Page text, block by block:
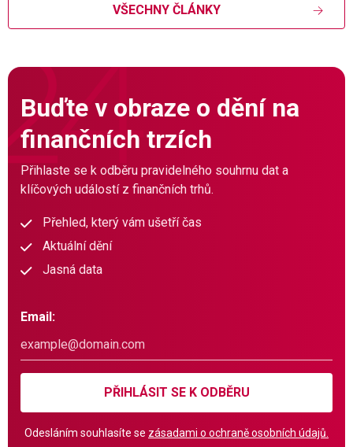
VŠECHNY ČLÁNKY
Buďte v obraze o dění na
finančních trzích
Přihlaste se k odběru pravidelného souhrnu dat a
klíčových událostí z finančních trhů.
Přehled, který vám ušetří čas
Aktuální dění
Jasná data
Email:
PŘIHLÁSIT SE K ODBĚRU
Odesláním souhlasíte se zásadami o ochraně osobních údajů.